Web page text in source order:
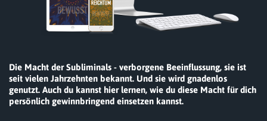
Die Macht der Subliminals - verborgene Beeinflussung, sie ist
seit vielen Jahrzehnten bekannt. Und sie wird gnadenlos
genutzt. Auch du kannst hier lernen, wie du diese Macht für dich
persönlich gewinnbringend einsetzen kannst.